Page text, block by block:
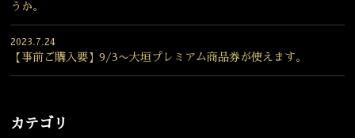
うか。
2023.7.24
【事前ご購入要】9/3〜大垣プレミアム商品券が使えます。
カテゴリ